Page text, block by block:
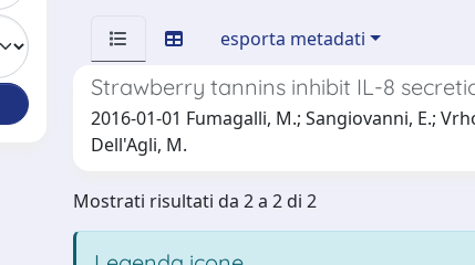
esporta metadati
Strawberry tannins inhibit IL-8
2016-01-01 Fumagalli, M.; Sangiovanni, E.;
Dell'Agli, M.
Mostrati risultati da 2 a 2 di 2